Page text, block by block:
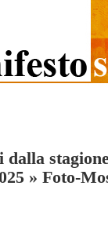
dalla
» Foto-